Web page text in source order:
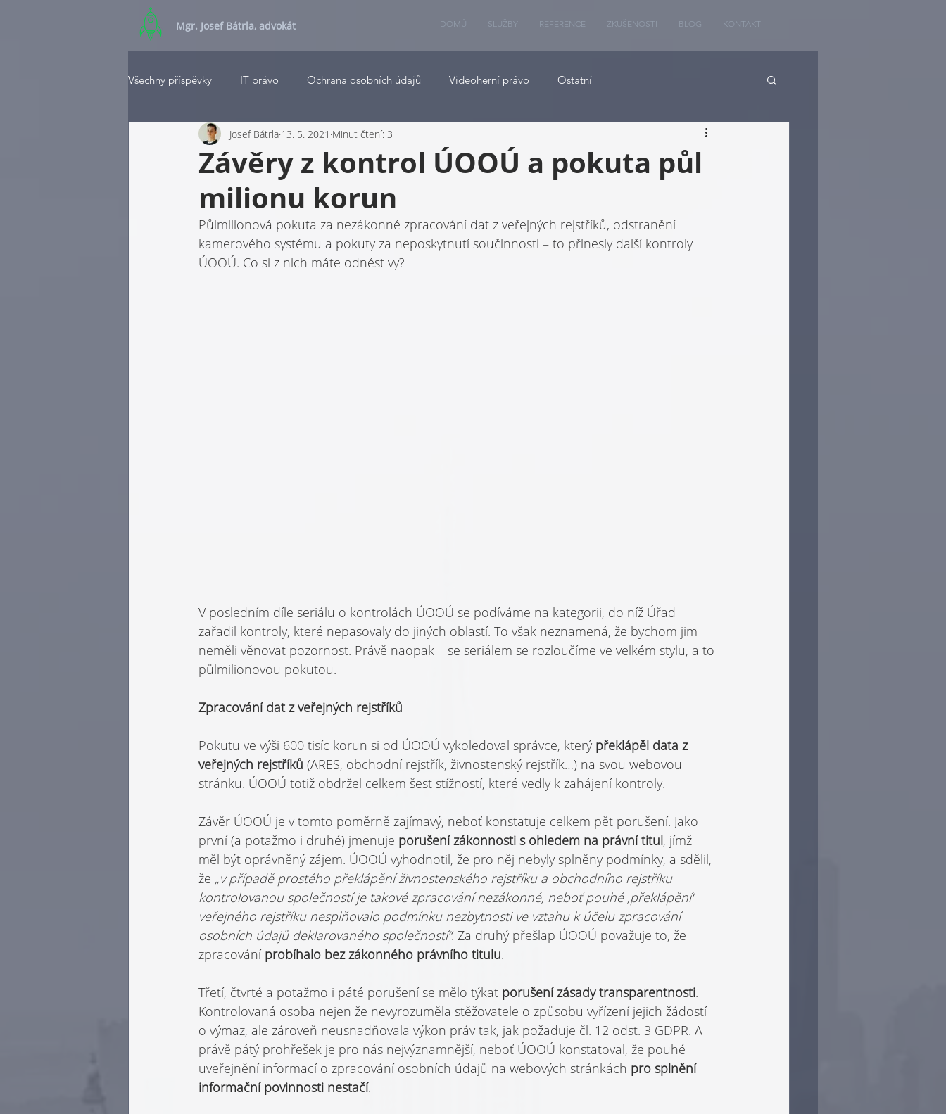
Mgr. Josef Bátrla, advokát DOMŮ SLUŽBY REFERENCE ZKUŠENOSTI BLOG KONTAKT
Všechny příspěvky IT právo Ochrana osobních údajů Videoherní právo Ostatní
Závěry z kontrol ÚOOÚ a pokuta půl
milionu korun
Josef Bátrla 13. 5. 2021 Minut čtení: 3
Půlmilionová pokuta za nezákonné zpracování dat z veřejných rejstříků, odstranění
kamerového systému a pokuty za neposkytnutí součinnosti – to přinesly další kontroly
ÚOOÚ. Co si z nich máte odnést vy?
V posledním díle seriálu o kontrolách ÚOOÚ se podíváme na kategorii, do níž Úřad
zařadil kontroly, které nepasovaly do jiných oblastí. To však neznamená, že bychom jim
neměli věnovat pozornost. Právě naopak – se seriálem se rozloučíme ve velkém stylu, a to
půlmilionovou pokutou.
Zpracování dat z veřejných rejstříků
Pokutu ve výši 600 tisíc korun si od ÚOOÚ vykoledoval správce, který překlápěl data z
veřej­ných rejstříků (ARES, obchodní rejstřík, živnostenský rejstřík…) na svou webovou
stránku. ÚOOÚ totiž obdržel celkem šest stížností, které vedly k zahájení kontroly.
Závěr ÚOOÚ je v tomto poměrně zajímavý, neboť konstatuje celkem pět porušení. Jako
první (a potažmo i druhé) jmenuje porušení zákonnos­ti s ohledem na právní titul, jímž
měl být oprávněný zájem. ÚOOÚ vyhodnotil, že pro něj nebyly splněny podmínky, a sdělil,
že „v případě prostého překlápění živnostenského rejstříku a obchodního rejstříku
kontrolovanou společností je takové zpracování nezákonné, neboť pouhé ‚překlápění‘
veřejného rejstříku nesplňovalo podmínku nezbytnosti ve vztahu k účelu zpracování
osobních údajů deklarovaného společností“. Za druhý přešlap ÚOOÚ považuje to, že
zpracování probíhalo bez zákonného právního titulu.
Třetí, čtvrté a potažmo i páté porušení se mělo týkat porušení zásady transparentnosti.
Kontrolovaná osoba nejen že nevyrozuměla stěžovatele o způsobu vyřízení jejich žádostí
o výmaz, ale zároveň neusnadňovala výkon práv tak, jak požaduje čl. 12 odst. 3 GDPR. A
právě pátý prohřešek je pro nás nejvýznamnější, neboť ÚOOÚ konstatoval, že pouhé
uveřejnění informací o zpracování osobních údajů na webových stránkách pro splnění
informační povinnosti nestačí.